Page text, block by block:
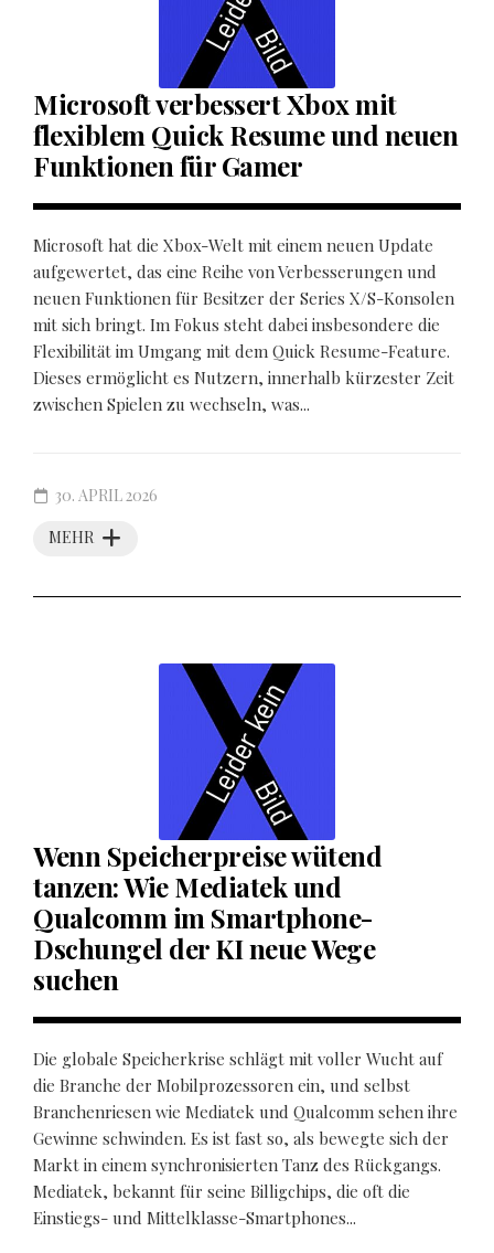
Microsoft verbessert Xbox mit
flexiblem Quick Resume und neuen
Funktionen für Gamer
Microsoft hat die Xbox-Welt mit einem neuen Update
aufgewertet, das eine Reihe von Verbesserungen und
neuen Funktionen für Besitzer der Series X/S-Konsolen
mit sich bringt. Im Fokus steht dabei insbesondere die
Flexibilität im Umgang mit dem Quick Resume-Feature.
Dieses ermöglicht es Nutzern, innerhalb kürzester Zeit
zwischen Spielen zu wechseln, was...
MEHR
30. APRIL 2026
Wenn Speicherpreise wütend
tanzen: Wie Mediatek und
Qualcomm im Smartphone-
Dschungel der KI neue Wege
suchen
Die globale Speicherkrise schlägt mit voller Wucht auf
die Branche der Mobilprozessoren ein, und selbst
Branchenriesen wie Mediatek und Qualcomm sehen ihre
Gewinne schwinden. Es ist fast so, als bewegte sich der
Markt in einem synchronisierten Tanz des Rückgangs.
Mediatek, bekannt für seine Billigchips, die oft die
Einstiegs- und Mittelklasse-Smartphones...